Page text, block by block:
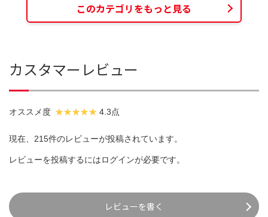
このカテゴリをもっと見る
カスタマーレビュー
オススメ度 4.3点
現在、215件のレビューが投稿されています。
レビューを投稿するにはログインが必要です。
レビューを書く